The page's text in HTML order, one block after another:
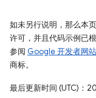
如未另行说明，那么本
许可，并且代码示例已
参阅 Google 开发者网
商标。
最后更新时间 (UTC)：